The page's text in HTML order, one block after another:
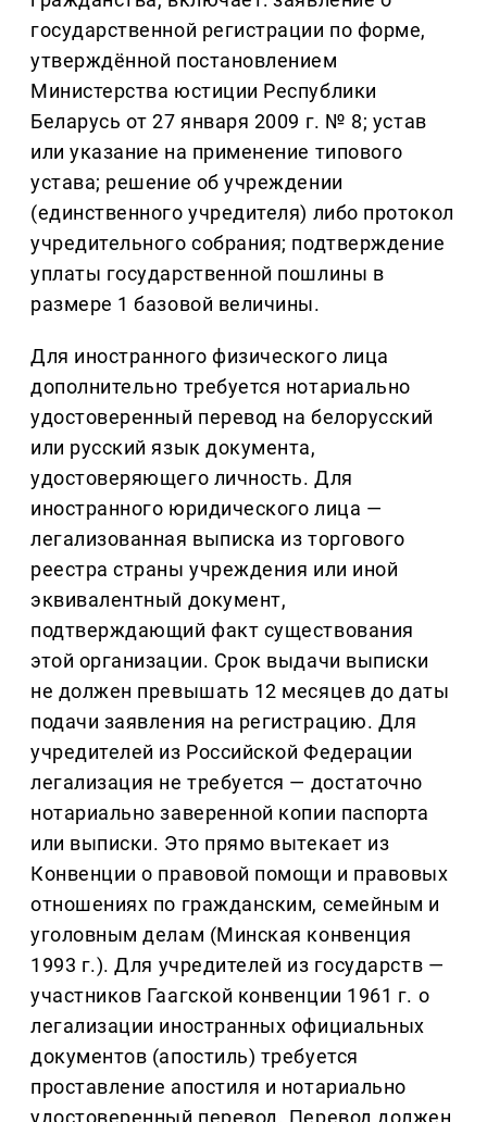
государственной регистрации по форме,
утверждённой постановлением
Министерства юстиции Республики
Беларусь от 27 января 2009 г. № 8; устав
или указание на применение типового
устава; решение об учреждении
(единственного учредителя) либо протокол
учредительного собрания; подтверждение
уплаты государственной пошлины в
размере 1 базовой величины.
Для иностранного физического лица
дополнительно требуется нотариально
удостоверенный перевод на белорусский
или русский язык документа,
удостоверяющего личность. Для
иностранного юридического лица —
легализованная выписка из торгового
реестра страны учреждения или иной
эквивалентный документ,
подтверждающий факт существования
этой организации. Срок выдачи выписки
не должен превышать 12 месяцев до даты
подачи заявления на регистрацию. Для
учредителей из Российской Федерации
легализация не требуется — достаточно
нотариально заверенной копии паспорта
или выписки. Это прямо вытекает из
Конвенции о правовой помощи и правовых
отношениях по гражданским, семейным и
уголовным делам (Минская конвенция
1993 г.). Для учредителей из государств —
участников Гаагской конвенции 1961 г. о
легализации иностранных официальных
документов (апостиль) требуется
проставление апостиля и нотариально
удостоверенный перевод. Перевод должен